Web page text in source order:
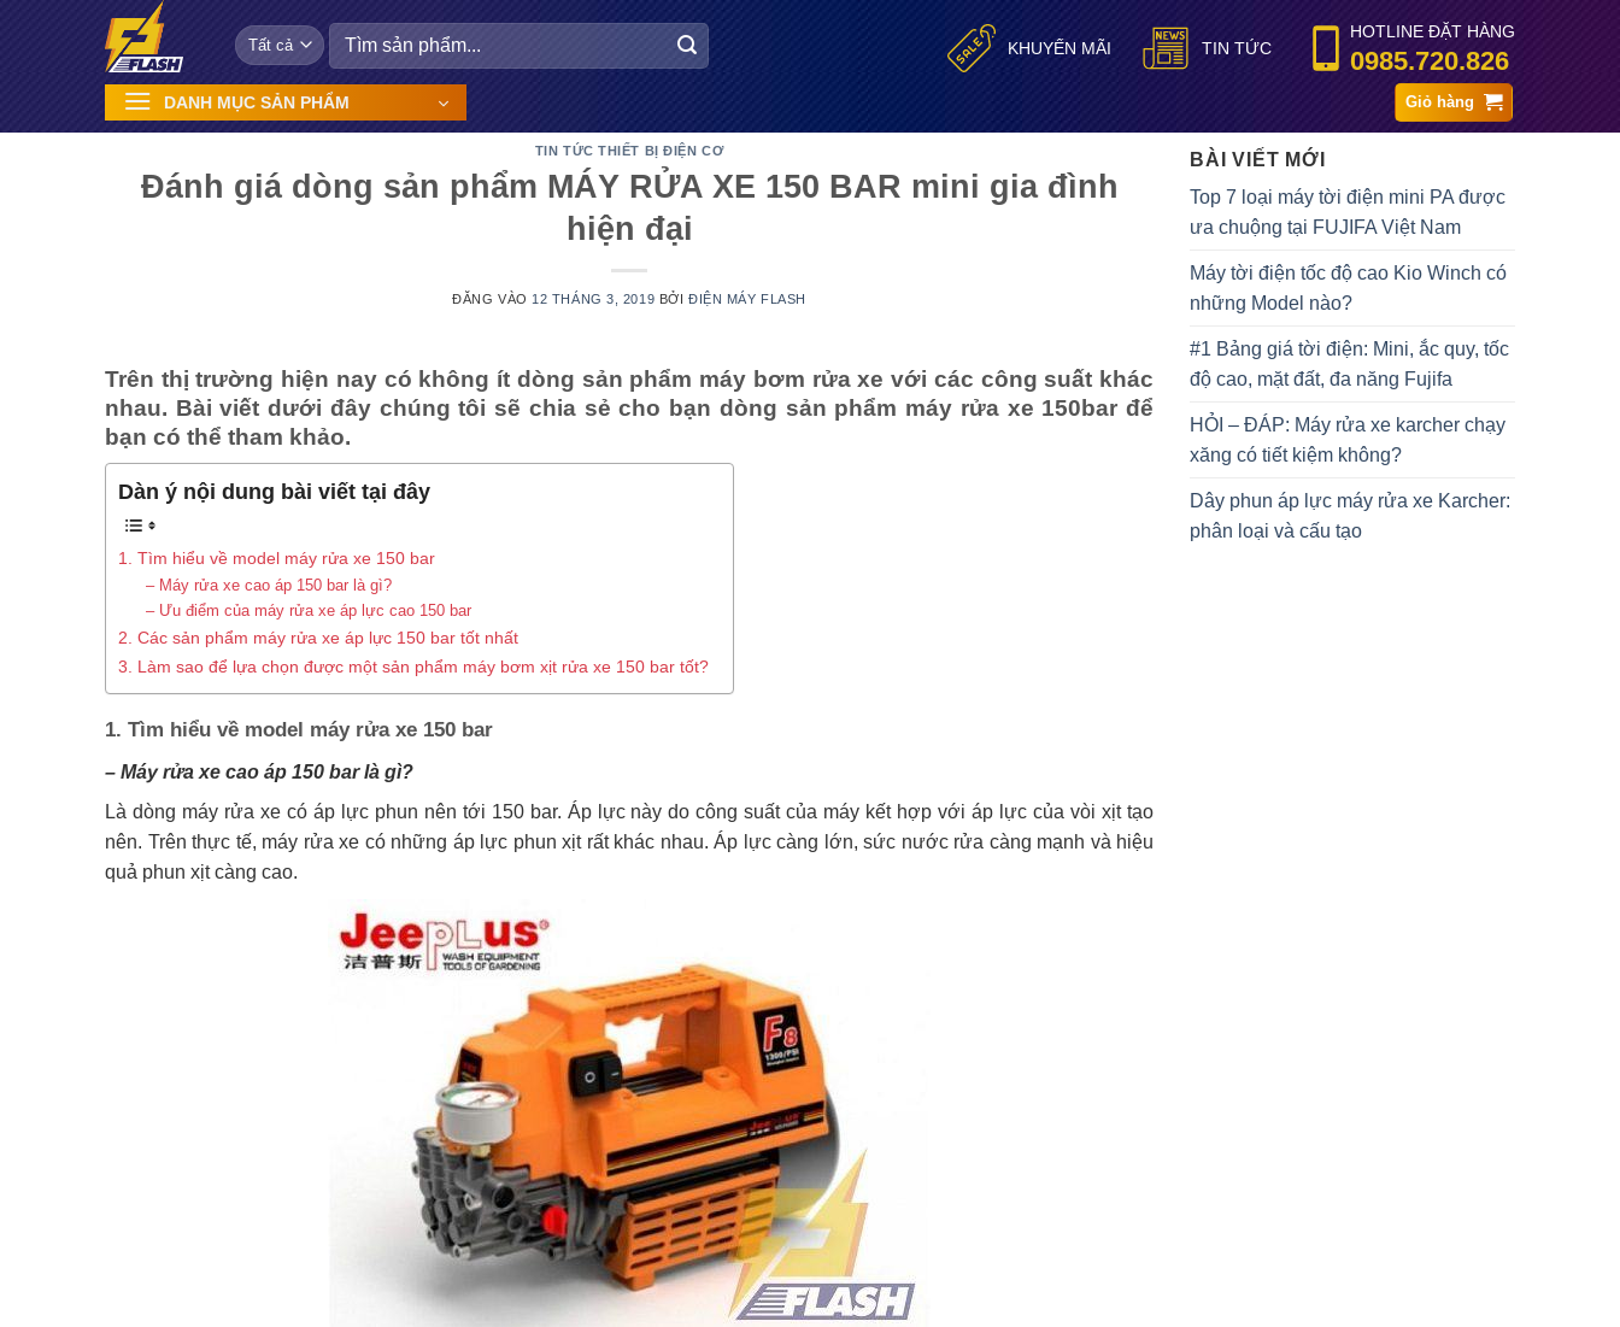
Tìm
kiếm:
KHUYẾN MÃI TIN TỨC
HOTLINE ĐẶT HÀNG
0985.720.826
DANH MỤC SẢN PHẨM Giỏ hàng
TIN TỨC THIẾT BỊ ĐIỆN CƠ
Đánh giá dòng sản phẩm MÁY RỬA XE 150 BAR mini gia đình
hiện đại
ĐĂNG VÀO 12 THÁNG 3, 2019 BỞI ĐIỆN MÁY FLASH
Trên thị trường hiện nay có không ít dòng sản phẩm máy bơm rửa xe với các công suất khác
nhau. Bài viết dưới đây chúng tôi sẽ chia sẻ cho bạn dòng sản phẩm máy rửa xe 150bar để
bạn có thể tham khảo.
Dàn ý nội dung bài viết tại đây
1. Tìm hiểu về model máy rửa xe 150 bar
– Máy rửa xe cao áp 150 bar là gì?
– Ưu điểm của máy rửa xe áp lực cao 150 bar
2. Các sản phẩm máy rửa xe áp lực 150 bar tốt nhất
3. Làm sao để lựa chọn được một sản phẩm máy bơm xịt rửa xe 150 bar tốt?
1. Tìm hiểu về model máy rửa xe 150 bar
– Máy rửa xe cao áp 150 bar là gì?
Là dòng máy rửa xe có áp lực phun nên tới 150 bar. Áp lực này do công suất của máy kết hợp với áp lực của vòi xịt tạo
nên. Trên thực tế, máy rửa xe có những áp lực phun xịt rất khác nhau. Áp lực càng lớn, sức nước rửa càng mạnh và hiệu
quả phun xịt càng cao.
BÀI VIẾT MỚI
Top 7 loại máy tời điện mini PA được
ưa chuộng tại FUJIFA Việt Nam
Máy tời điện tốc độ cao Kio Winch có
những Model nào?
#1 Bảng giá tời điện: Mini, ắc quy, tốc
độ cao, mặt đất, đa năng Fujifa
HỎI – ĐÁP: Máy rửa xe karcher chạy
xăng có tiết kiệm không?
Dây phun áp lực máy rửa xe Karcher:
phân loại và cấu tạo